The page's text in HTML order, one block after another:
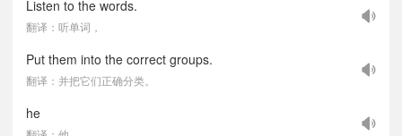
Listen to the words.
翻译：听单词，
Put them into the correct groups.
翻译：并把它们正确分类。
he